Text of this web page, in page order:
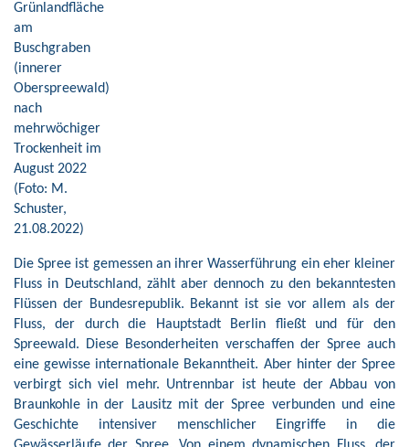
Grünlandfläche
am
Buschgraben
(innerer
Oberspreewald)
nach
mehrwöchiger
Trockenheit im
August 2022
(Foto: M.
Schuster,
21.08.2022)
Die Spree ist gemessen an ihrer Wasserführung ein eher kleiner
Fluss in Deutschland, zählt aber dennoch zu den bekanntesten
Flüssen der Bundesrepublik. Bekannt ist sie vor allem als der
Fluss, der durch die Hauptstadt Berlin fließt und für den
Spreewald. Diese Besonderheiten verschaffen der Spree auch
eine gewisse internationale Bekanntheit. Aber hinter der Spree
verbirgt sich viel mehr. Untrennbar ist heute der Abbau von
Braunkohle in der Lausitz mit der Spree verbunden und eine
Geschichte intensiver menschlicher Eingriffe in die